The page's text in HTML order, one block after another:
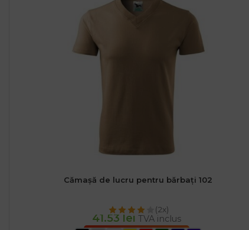
Cămașă de lucru pentru bărbați 102
(2x)
41.53 lei TVA inclus